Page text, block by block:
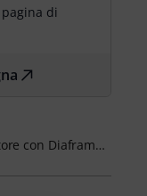
di
in Microfoni a Condensatore con Diaframma Largo